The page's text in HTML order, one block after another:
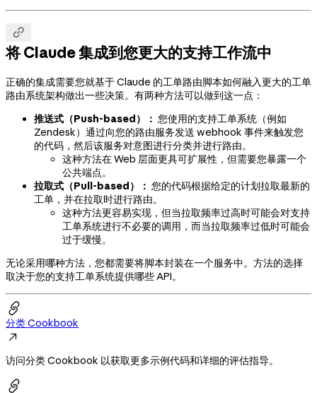

将 Claude 集成到您更大的支持工作流中
正确的集成需要您就基于 Claude 的工单路由脚本如何融入更大的工单
路由系统架构做出一些决策。有两种方法可以做到这一点：
推送式（Push-based）： 您使用的支持工单系统（例如
Zendesk）通过向您的路由服务发送 webhook 事件来触发您
的代码，然后该服务对意图进行分类并进行路由。
这种方法在 Web 层面更具可扩展性，但需要您暴露一个
公共端点。
拉取式（Pull-based）： 您的代码根据给定的计划拉取最新的
工单，并在拉取时进行路由。
这种方法更容易实现，但当拉取频率过高时可能会对支持
工单系统进行不必要的调用，而当拉取频率过低时可能会
过于缓慢。
无论采用哪种方法，您都需要将脚本封装在一个服务中。方法的选择
取决于您的支持工单系统提供哪些 API。

分类 Cookbook

访问分类 Cookbook 以获取更多示例代码和详细的评估指导。
